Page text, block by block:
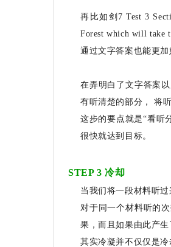
再比如剑7 Test 3
Forest which will take
通过文字答案也能更加
在弄明白了文字答案
有听清楚的部分， 将
这步的要点就是“看听
很快就达到目标。
STEP 3 冷却
当我们将一段材料听
对于同一个材料听的
果，而且如果由此产生
其实冷凝并不仅仅是